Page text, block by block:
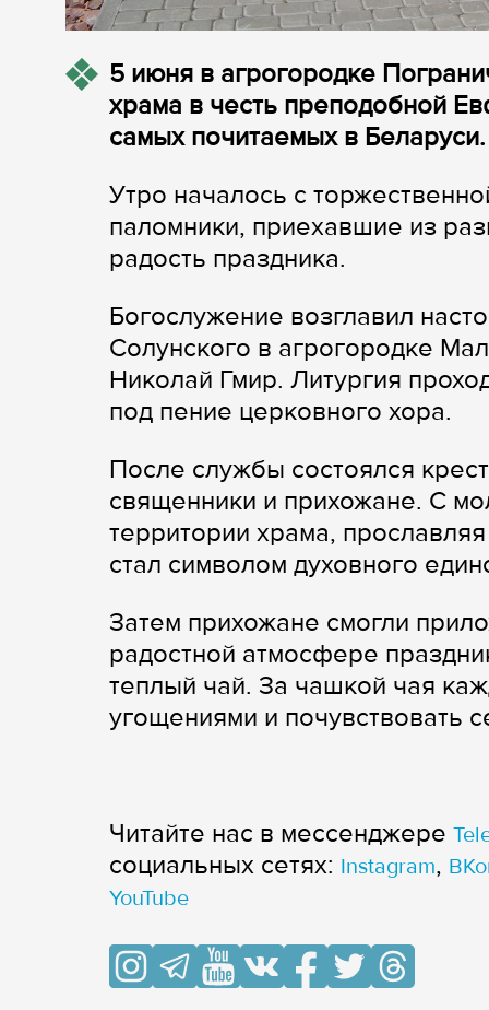
5 июня в агрогородке
храма в честь преподобной
самых почитаемых в Беларуси.
Утро началось с
паломники, приехавшие из
радость праздника.
Богослужение возглавил
Солунского в агрогородке
Николай Гмир. Литургия
под пение церковного хора.
После службы состоялся
священники и прихожане. С
территории храма,
стал символом духовного
Затем прихожане смогли
радостной атмосфере
теплый чай. За чашкой чая
угощениями и почувствовать
Читайте нас в мессенджере
cоциальных сетях: Instagram,
YouTube